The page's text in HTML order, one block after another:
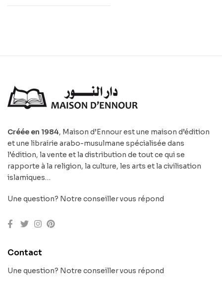
Créée en 1984, Maison d’Ennour est une maison d’édition
et une librairie arabo-musulmane spécialisée dans
l’édition, la vente et la distribution de tout ce qui se
rapporte à la religion, la culture, les arts et la civilisation
islamiques…
Une question? Notre conseiller vous répond
Contact
Une question? Notre conseiller vous répond